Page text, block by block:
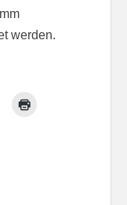
werden.